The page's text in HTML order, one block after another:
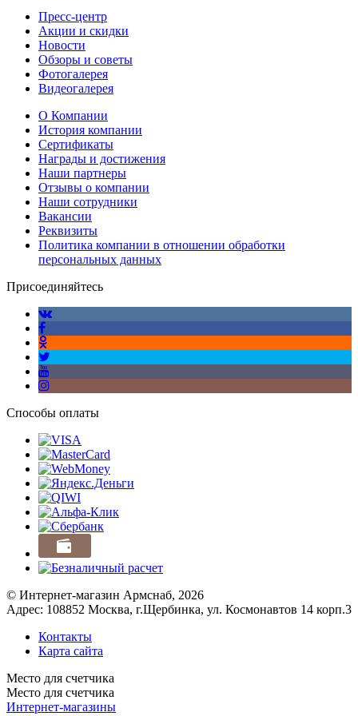
Пресс-центр
Акции и скидки
Новости
Обзоры и советы
Фотогалерея
Видеогалерея
О Компании
История компании
Сертификаты
Награды и достижения
Наши партнеры
Отзывы о компании
Наши сотрудники
Вакансии
Реквизиты
Политика компании в отношении обработки
персональных данных
Присоединяйтесь
Способы оплаты
© Интернет-магазин Армснаб, 2026
Адрес: 108852 Москва, г.Щербинка, ул. Космонавтов 14 корп.3
Контакты
Карта сайта
Место для счетчика
Место для счетчика
Интернет-магазины